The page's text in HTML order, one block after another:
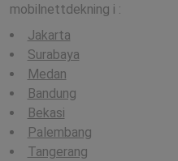
mobilnettdekning i :
Jakarta
Surabaya
Medan
Bandung
Bekasi
Palembang
Tangerang